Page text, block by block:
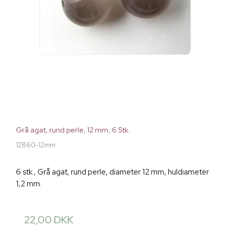
Grå agat, rund perle, 12 mm, 6 Stk.
12860-12mm
6 stk., Grå agat, rund perle, diameter 12 mm, huldiameter
1,2 mm.
22,00 DKK